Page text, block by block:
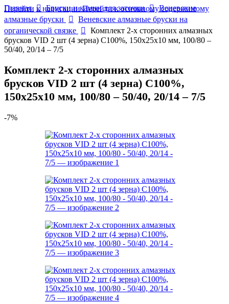
Перейти к навигацииПерейти к основному содержимому
Главная Бруски и камни для заточки
Веневские
алмазные бруски
Веневские алмазные бруски на
органической связке
Комплект 2-х сторонних алмазных
брусков VID 2 шт (4 зерна) С100%, 150х25х10 мм, 100/80 –
50/40, 20/14 – 7/5
Комплект 2-х сторонних алмазных
брусков VID 2 шт (4 зерна) С100%,
150х25х10 мм, 100/80 – 50/40, 20/14 – 7/5
-7%